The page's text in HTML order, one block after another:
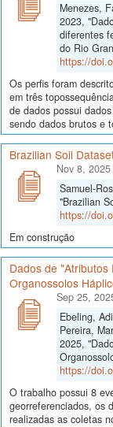
Menezes,
2023,
diferentes
do Rio
https://
Os perfis foram
em três
de dados possui
sendo dados brutos e
Brazilian Soil
Nov 8, 2025
Samuel-
"Brazilian
https://
Em construção
Dados de
Organossolos
Sep 25,
Ebeling,
Pereira,
2025,
https://
O trabalho possui 8
georreferenciados, os
realizadas as coletas